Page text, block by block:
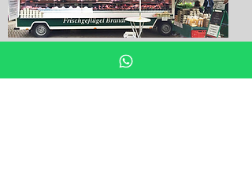
Freitags und Samstags